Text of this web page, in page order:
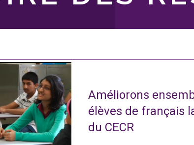
Améliorons
élèves de français
du CECR